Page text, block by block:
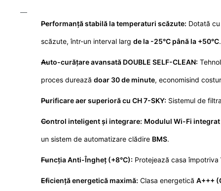
Performanță stabilă la temperaturi scăzute: Dotată
scăzute, într-un interval larg de la -25°C până la +50°C.
Auto-curățare avansată DOUBLE SELF-CLEAN:
proces durează doar 30 de minute, economisind
Purificare aer superioră cu CH 7-SKY: Sistemul de
Control inteligent și integrare: Modulul Wi-Fi integrat
un sistem de automatizare clădire BMS.
Funcția Anti-Îngheț (+8°C): Protejează casa
Eficiență energetică maximă: Clasa energetică A+++